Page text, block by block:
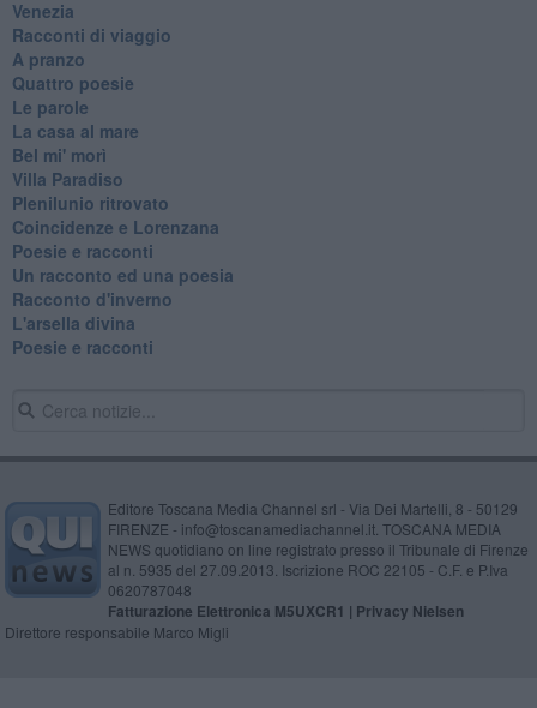
Venezia
Racconti di viaggio
A pranzo
Quattro poesie
Le parole
La casa al mare
Bel mi' morì
Villa Paradiso
Plenilunio ritrovato
Coincidenze e Lorenzana
Poesie e racconti
Un racconto ed una poesia
Racconto d'inverno
​L'arsella divina
Poesie e racconti
Editore Toscana Media Channel srl - Via Dei Martelli, 8 - 50129
FIRENZE - info@toscanamediachannel.it. TOSCANA MEDIA
NEWS quotidiano on line registrato presso il Tribunale di Firenze
al n. 5935 del 27.09.2013. Iscrizione ROC 22105 - C.F. e P.Iva
0620787048
Fatturazione Elettronica M5UXCR1 | Privacy Nielsen
Direttore responsabile Marco Migli